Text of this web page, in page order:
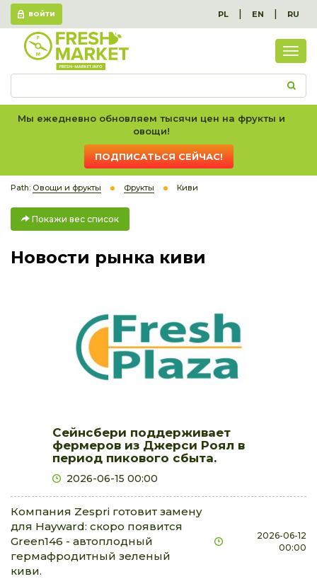
ВОЙТИ PL | EN | RU
вес
Мы ежедневно обновляем тысячи цен на фрукты и
овощи!
ПОДПИСАТЬСЯ СЕЙЧАС!
Path: Овощи и фрукты Фрукты Киви
Покажи вес список
Новости рынка киви
Сейнсбери поддерживает
фермеров из Джерси Роял в
период пикового сбыта.
2026-06-15 00:00
Компания Zespri готовит замену
для Hayward: скоро появится
Green146 - автоплодный
гермафродитный зеленый
киви.
2026-06-12
00:00